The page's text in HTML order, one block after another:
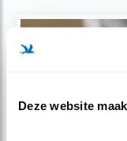
Deze website